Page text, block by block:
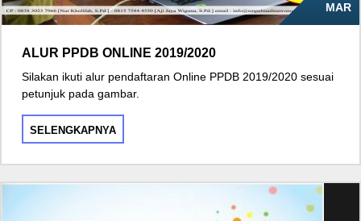
MAR
ALUR PPDB ONLINE 2019/2020
Silakan ikuti alur pendaftaran Online PPDB 2019/2020 sesuai
petunjuk pada gambar.
SELENGKAPNYA